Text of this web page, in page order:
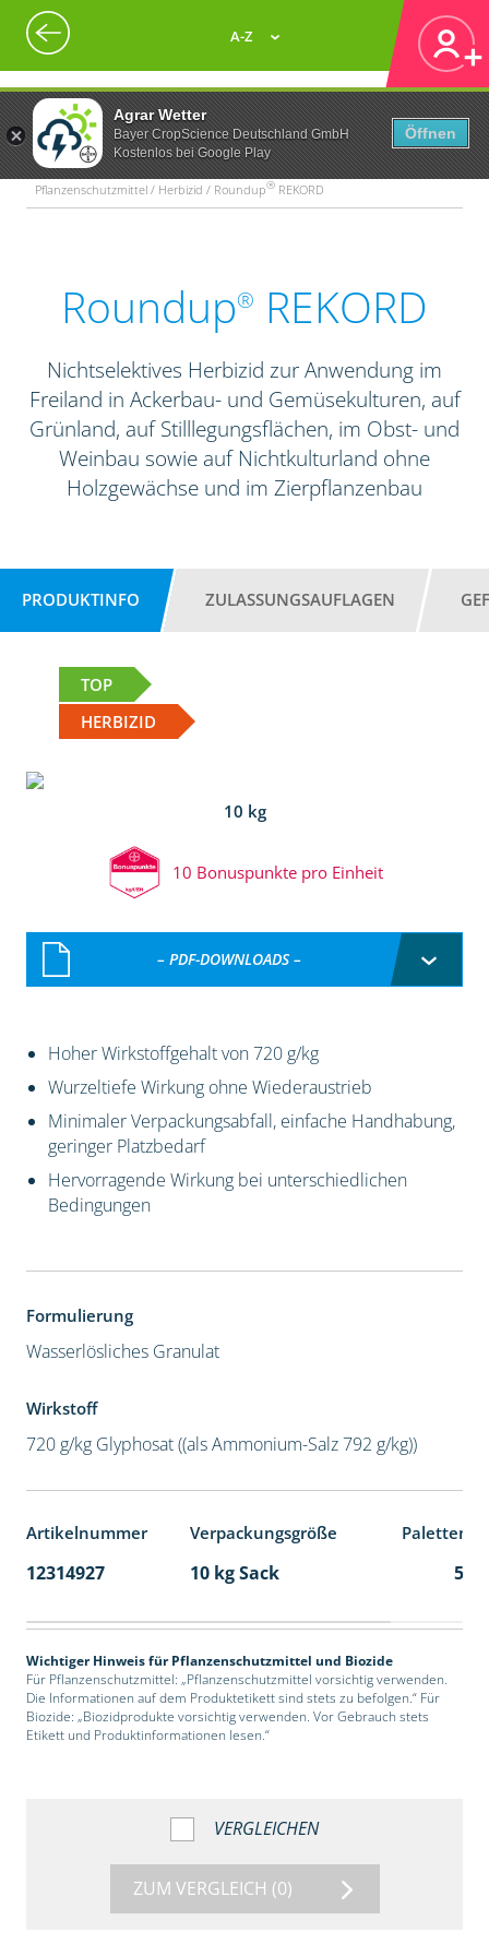
Agrar Wetter
Bayer CropScience Deutschland GmbH
Kostenlos bei Google Play
Öffnen
A-Z
Pflanzenschutzmittel / Herbizid / Roundup® REKORD
Roundup® REKORD
Nichtselektives Herbizid zur Anwendung im
Freiland in Ackerbau- und Gemüsekulturen, auf
Grünland, auf Stilllegungsflächen, im Obst- und
Weinbau sowie auf Nichtkulturland ohne
Holzgewächse und im Zierpflanzenbau
PRODUKTINFO ZULASSUNGSAUFLAGEN
TOP
HERBIZID
10 kg
10 Bonuspunkte pro Einheit
– PDF-DOWNLOADS –
Hoher Wirkstoffgehalt von 720 g/kg
Wurzeltiefe Wirkung ohne Wiederaustrieb
Minimaler Verpackungsabfall, einfache Handhabung,
geringer Platzbedarf
Hervorragende Wirkung bei unterschiedlichen
Bedingungen
Formulierung
Wasserlösliches Granulat
Wirkstoff
720 g/kg Glyphosat ((als Ammonium-Salz 792 g/kg))
Artikelnummer Verpackungsgröße
12314927 10 kg Sack 55
Wichtiger Hinweis für Pflanzenschutzmittel und Biozide
Für Pflanzenschutzmittel: „Pflanzenschutzmittel vorsichtig verwenden.
Die Informationen auf dem Produktetikett sind stets zu befolgen.“ Für
Biozide: „Biozidprodukte vorsichtig verwenden. Vor Gebrauch stets
Etikett und Produktinformationen lesen.“
VERGLEICHEN
ZUM VERGLEICH (0)